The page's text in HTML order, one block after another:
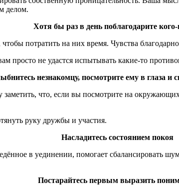
делом.
Хотя бы раз в день поблагодарите кого-
потратить на них время. Чувства
просто не удастся испытывать какие-то
незнакомцу, посмотрите ему в глаза и
что, если вы посмотрите на
руку дружбы и участия.
Насладитесь состоянием покоя
в уединении, помогает сбалансировать
Постарайтесь первым выразить